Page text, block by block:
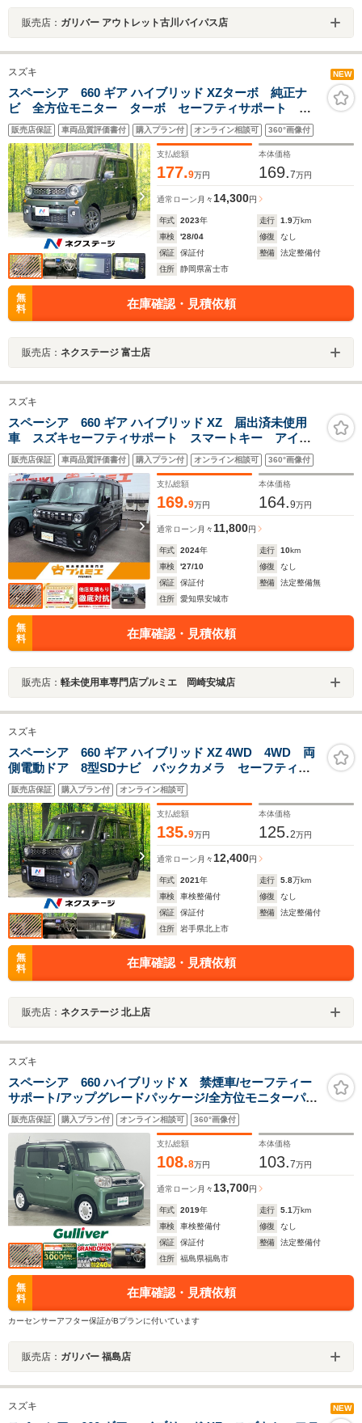
販売店： ガリバー アウトレット古川バイパス店
スズキ NEW
スペーシア 660 ギア ハイブリッド XZターボ 純正ナ
ビ 全方位モニター ターボ セーフティサポート レ
ーダークルーズ 両側パワスラ シートヒーター ヘッ
ドアップディスプレイ LEDヘッド フォグ オートラ
イト オートエアコン ドラレコ
販売店保証 車両品質評価書付 購入プラン付 オンライン相談可 360°画像付
支払総額
177.9万円
本体価格
169.7万円
通常ローン 月々14,300円
年式 2023年 走行 1.9万km
車検
'28/04 修復
なし
保証
保証付 整備
法定整備付
住所
静岡県富士市
無
料
在庫確認・見積依頼
販売店： ネクステージ 富士店
スズキ
スペーシア 660 ギア ハイブリッド XZ 届出済未使用
車 スズキセーフティサポート スマートキー アイド
リングストップ オートエアコン 両側電動スライド
シートヒーター プッシュスタートエンジン LEDヘッ
ドライド フォグランプ
販売店保証 車両品質評価書付 購入プラン付 オンライン相談可 360°画像付
支払総額
169.9万円
本体価格
164.9万円
通常ローン 月々11,800円
年式 2024年 走行 10km
車検
'27/10 修復
なし
保証
保証付 整備
法定整備無
住所
愛知県安城市
無
料
在庫確認・見積依頼
販売店： 軽未使用車専門店プルミエ 岡崎安城店
スズキ
スペーシア 660 ギア ハイブリッド XZ 4WD 4WD 両
側電動ドア 8型SDナビ バックカメラ セーフティサ
ポート 禁煙車 ドラレコ コーナーセンサー スマー
トキー LEDヘッド ETC 純正14インチアルミ オー
トハイビーム オートライト
販売店保証 購入プラン付 オンライン相談可
支払総額
135.9万円
本体価格
125.2万円
通常ローン 月々 12,400円
年式 2021年 走行 5.8万km
車検
車検整備付 修復
なし
保証
保証付 整備
法定整備付
住所
岩手県北上市
無
料
在庫確認・見積依頼
販売店： ネクステージ 北上店
スズキ
スペーシア 660 ハイブリッド X 禁煙車/セーフティー
サポート/アップグレードパッケージ/全方位モニターパッ
ケージ/社外ナビ/フルセグTV・DVD・CD・BT・USB/両
側パワースライドドア/オートライト/運転席シートヒータ
ー
販売店保証 購入プラン付 オンライン相談可 360°画像付
支払総額
108.8万円
本体価格
103.7万円
通常ローン 月々 13,700円
年式 2019年 走行 5.1万km
車検
車検整備付 修復
なし
保証
保証付 整備
法定整備付
住所
福島県福島市
無
料
在庫確認・見積依頼
カーセンサーアフター保証がBプランに付いています
販売店： ガリバー 福島店
スズキ NEW